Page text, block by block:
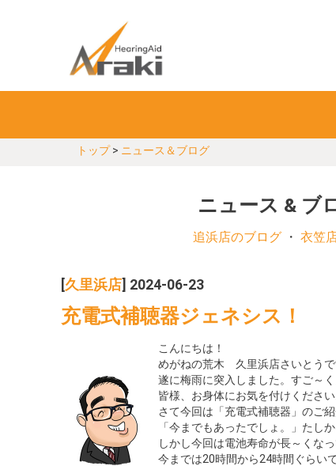
トップ> ニュース＆ブログ
ニュース & ブ
追浜店のブログ ・ 衣笠
久里浜店 ] 2024-06-23
充電式補聴器ジェネシス！
こんにちは！
めがねの荒木 久里浜店さいとうで
遂に梅雨に突入しました。すご～
皆様、お身体にお気を付けください
さて今回は「充電式補聴器」のご紹
「今までもあったでしょ。」たしか
しかし今回は電池寿命が長～くな
今までは20時間から24時間ぐらい